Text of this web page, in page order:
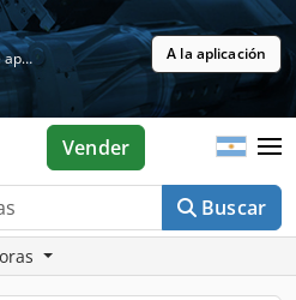
Gratis en la tienda de aplicaciones A la aplicación
Buscar
Vender